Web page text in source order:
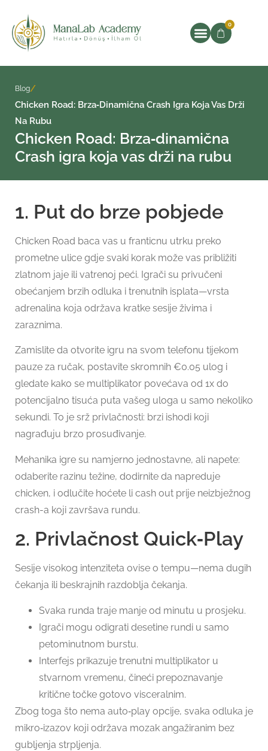
0
Blog/
Chicken Road: Brza‑dinamična Crash Igra Koja Vas Drži
Na Rubu
Chicken Road: Brza‑dinamična
Crash igra koja vas drži na rubu
1. Put do brze pobjede
Chicken Road baca vas u franticnu utrku preko
prometne ulice gdje svaki korak može vas približiti
zlatnom jaje ili vatrenoj peći. Igrači su privučeni
obećanjem brzih odluka i trenutnih isplata—vrsta
adrenalina koja održava kratke sesije živima i
zaraznima.
Zamislite da otvorite igru na svom telefonu tijekom
pauze za ručak, postavite skromnih €0.05 ulog i
gledate kako se multiplikator povećava od 1x do
potencijalno tisuća puta vašeg uloga u samo nekoliko
sekundi. To je srž privlačnosti: brzi ishodi koji
nagrađuju brzo prosuđivanje.
Mehanika igre su namjerno jednostavne, ali napete:
odaberite razinu težine, dodirnite da napreduje
chicken, i odlučite hoćete li cash out prije neizbježnog
crash-a koji završava rundu.
2. Privlačnost Quick‑Play
Sesije visokog intenziteta ovise o tempu—nema dugih
čekanja ili beskrajnih razdoblja čekanja.
Svaka runda traje manje od minutu u prosjeku.
Igrači mogu odigrati desetine rundi u samo
petominutnom burstu.
Interfejs prikazuje trenutni multiplikator u
stvarnom vremenu, čineći prepoznavanje
kritične točke gotovo visceralnim.
Zbog toga što nema auto‑play opcije, svaka odluka je
mikro‑izazov koji održava mozak angažiranim bez
gubljenja strpljenja.